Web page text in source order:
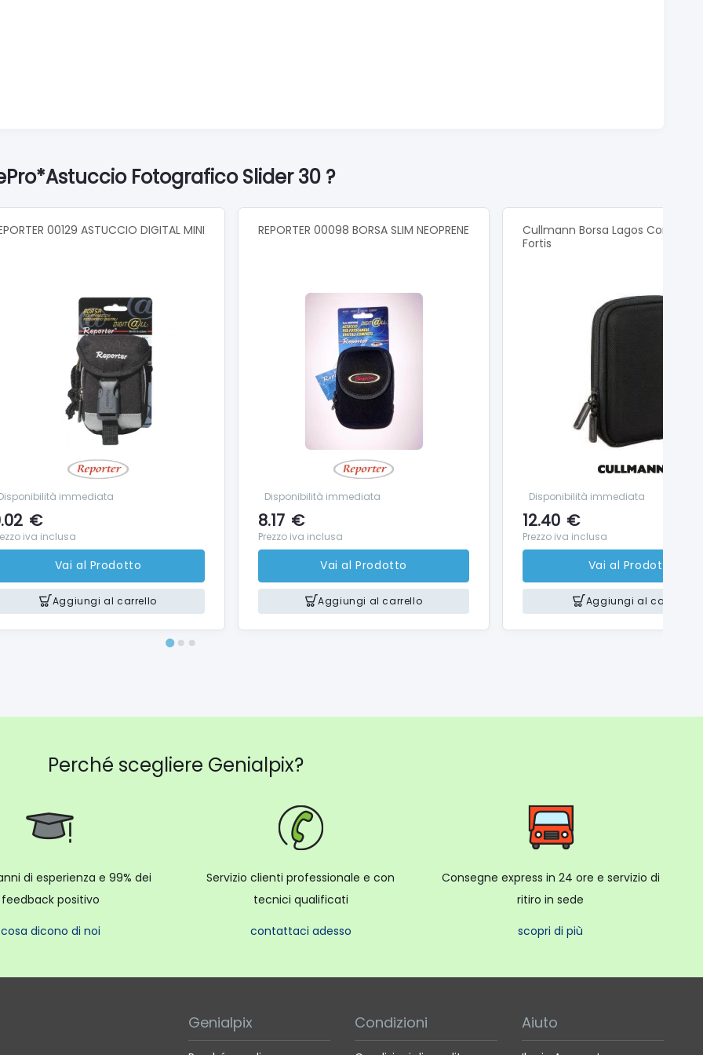
Fotografico Slider 30 ?
00129 ASTUCCIO DIGITAL MINI
immediata
€
iva inclusa
Vai al Prodotto
Aggiungi al carrello
REPORTER 00098 BORSA SLIM NEOPRENE
Disponibilità immediata
8.17 €
Prezzo iva inclusa
Vai al Prodotto
Aggiungi al carrello
Cullmann Borsa Lagos Compact
Fortis
Disponibilità immediata
12.40 €
Prezzo iva inclusa
Vai al Prodotto
Aggiungi al carrello
Perché scegliere Genialpix?
di esperienza e 99% dei
feedback positivo
cosa dicono di noi
Servizio clienti professionale e con
tecnici qualificati
contattaci adesso
Consegne express in 24 ore e servizio di
ritiro in sede
scopri di più
Genialpix Condizioni Aiuto